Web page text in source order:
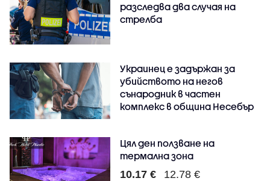
разследва два случая на
стрелба
Украинец е задържан за
убийството на негов
сънародник в частен
комплекс в община Несебър
Цял ден ползване на
термална зона
10.17 € 12.78 €